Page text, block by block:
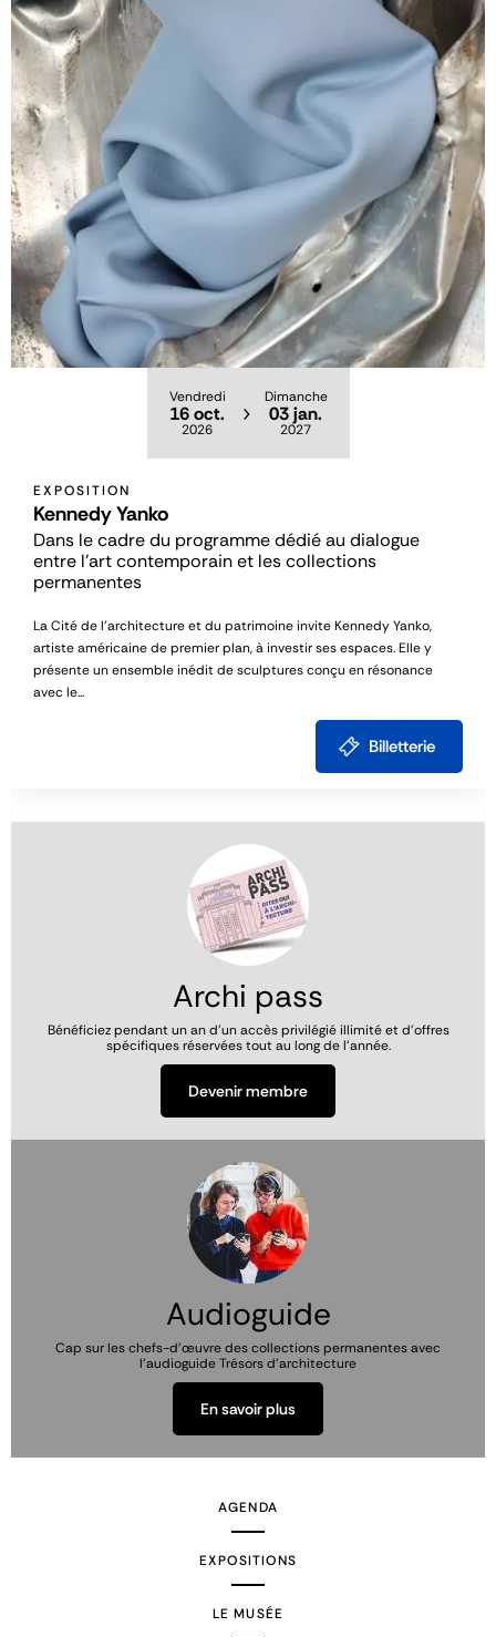
Vendredi
16 oct.
2026
Dimanche
03 jan.
2027
EXPOSITION
Kennedy Yanko
Dans le cadre du programme dédié au dialogue
entre l’art contemporain et les collections
permanentes
La Cité de l’architecture et du patrimoine invite Kennedy Yanko,
artiste américaine de premier plan, à investir ses espaces. Elle y
présente un ensemble inédit de sculptures conçu en résonance
avec le...
Billetterie
Image
Archi pass
Bénéficiez pendant un an d’un accès privilégié illimité et d’offres
spécifiques réservées tout au long de l’année.
Devenir membre
Image
Audioguide
Cap sur les chefs-d'œuvre des collections permanentes avec
l'audioguide Trésors d'architecture
En savoir plus
AGENDA
EXPOSITIONS
LE MUSÉE